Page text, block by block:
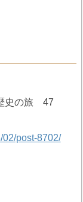
史の旅 47
02/post-8702/